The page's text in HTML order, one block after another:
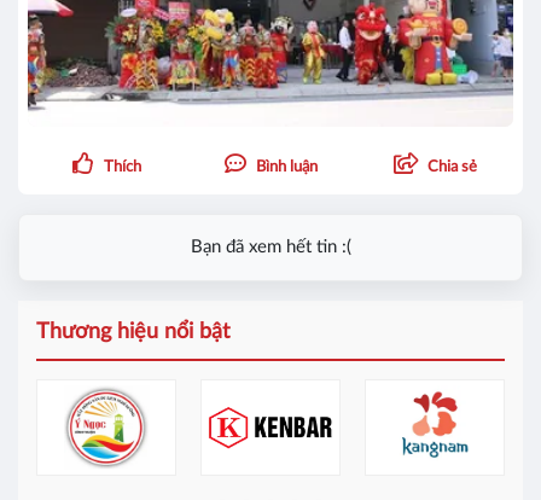
Thích Bình luận Chia sẻ
Bạn đã xem hết tin :(
Thương hiệu nổi bật